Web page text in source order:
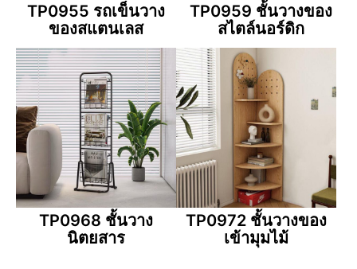
TP0955 รถเข็นวาง
ของสแตนเลส
TP0959 ชั้นวางของ
สไตล์นอร์ดิก
TP0968 ชั้นวาง
นิตยสาร
TP0972 ชั้นวางของ
เข้ามุมไม้